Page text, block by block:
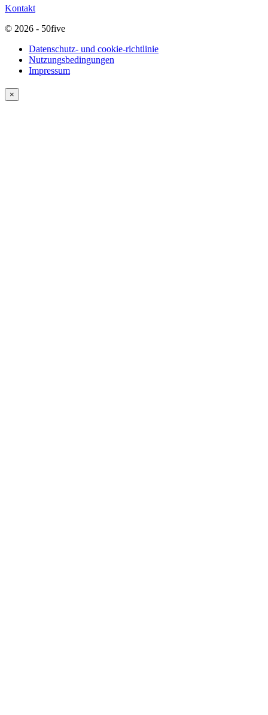
Kontakt
© 2026 - 50five
Datenschutz- und cookie-richtlinie
Nutzungsbedingungen
Impressum
×